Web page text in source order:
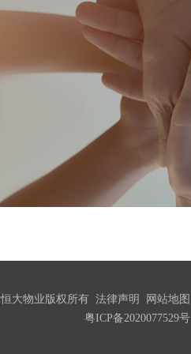
恒大物业版权所有 法律声明 网站地图
粤ICP备2020077529号